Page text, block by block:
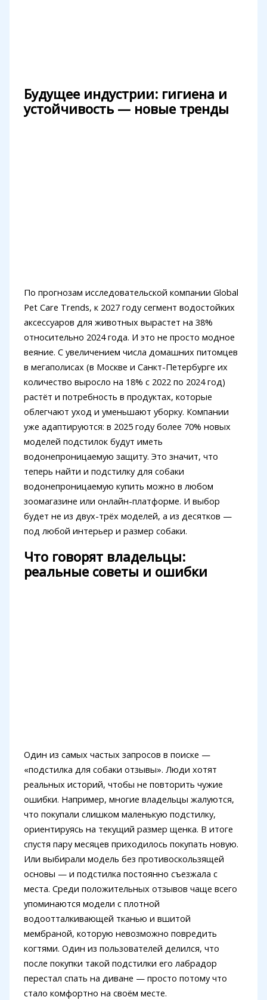
Будущее индустрии: гигиена и
устойчивость — новые тренды
По прогнозам исследовательской компании Global
Pet Care Trends, к 2027 году сегмент водостойких
аксессуаров для животных вырастет на 38%
относительно 2024 года. И это не просто модное
веяние. С увеличением числа домашних питомцев
в мегаполисах (в Москве и Санкт-Петербурге их
количество выросло на 18% с 2022 по 2024 год)
растёт и потребность в продуктах, которые
облегчают уход и уменьшают уборку. Компании
уже адаптируются: в 2025 году более 70% новых
моделей подстилок будут иметь
водонепроницаемую защиту. Это значит, что
теперь найти и подстилку для собаки
водонепроницаемую купить можно в любом
зоомагазине или онлайн-платформе. И выбор
будет не из двух-трёх моделей, а из десятков —
под любой интерьер и размер собаки.
Что говорят владельцы:
реальные советы и ошибки
Один из самых частых запросов в поиске —
«подстилка для собаки отзывы». Люди хотят
реальных историй, чтобы не повторить чужие
ошибки. Например, многие владельцы жалуются,
что покупали слишком маленькую подстилку,
ориентируясь на текущий размер щенка. В итоге
спустя пару месяцев приходилось покупать новую.
Или выбирали модель без противоскользящей
основы — и подстилка постоянно съезжала с
места. Среди положительных отзывов чаще всего
упоминаются модели с плотной
водоотталкивающей тканью и вшитой
мембраной, которую невозможно повредить
когтями. Один из пользователей делился, что
после покупки такой подстилки его лабрадор
перестал спать на диване — просто потому что
стало комфортно на своём месте.